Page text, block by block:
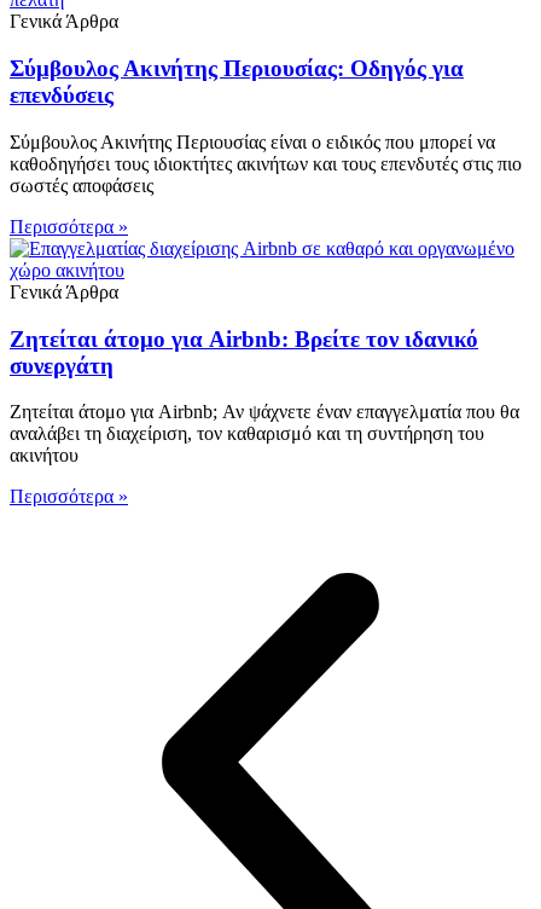
Γενικά Άρθρα
Σύμβουλος Ακινήτης Περιουσίας: Οδηγός για
επενδύσεις
Σύμβουλος Ακινήτης Περιουσίας είναι ο ειδικός που μπορεί να
καθοδηγήσει τους ιδιοκτήτες ακινήτων και τους επενδυτές στις πιο
σωστές αποφάσεις
Περισσότερα »
Γενικά Άρθρα
Ζητείται άτομο για Airbnb: Βρείτε τον ιδανικό
συνεργάτη
Ζητείται άτομο για Airbnb; Αν ψάχνετε έναν επαγγελματία που θα
αναλάβει τη διαχείριση, τον καθαρισμό και τη συντήρηση του
ακινήτου
Περισσότερα »